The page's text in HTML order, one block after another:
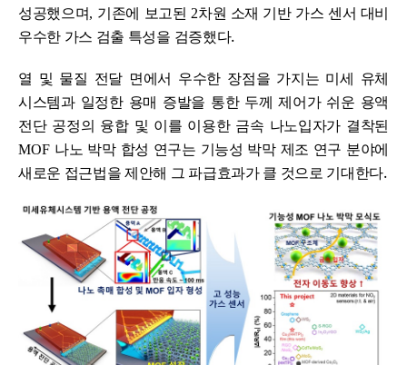
성공했으며, 기존에 보고된 2차원 소재 기반 가스 센서 대비
우수한 가스 검출 특성을 검증했다.
열 및 물질 전달 면에서 우수한 장점을 가지는 미세 유체
시스템과 일정한 용매 증발을 통한 두께 제어가 쉬운 용액
전단 공정의 융합 및 이를 이용한 금속 나노입자가 결착된
MOF 나노 박막 합성 연구는 기능성 박막 제조 연구 분야에
새로운 접근법을 제안해 그 파급효과가 클 것으로 기대한다.